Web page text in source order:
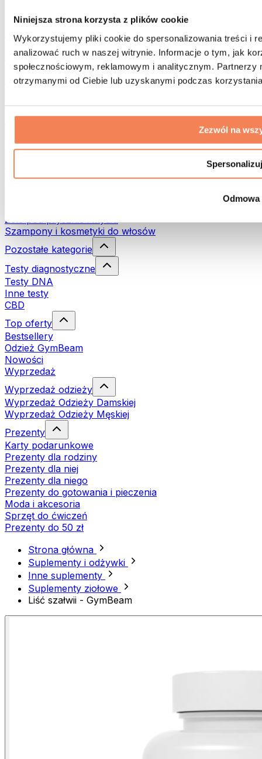
Niniejsza strona korzysta z plików cookie
Wykorzystujemy pliki cookie do spersonalizowania treści i
analizować ruch w naszej witrynie. Informacje o tym, jak
społecznościowym, reklamowym i analitycznym. Partnerzy
otrzymanymi od Ciebie lub uzyskanymi podczas
Zezwól na
Spersonalizuj
Odmowa
Akcesoria dopasowane do aktywności
Bieganie
Sporty walki
Kolarstwo
Joga i pilates
Terapia zimnem
Trekking
Filtry i dzbanki do wody
Środki do prania
Żele pod prysznic i mydła
Szampony i kosmetyki do włosów
Pozostałe kategorie
Testy diagnostyczne
Testy DNA
Inne testy
CBD
Top oferty
Bestsellery
Odzież GymBeam
Nowości
Wyprzedaż
Wyprzedaż odzieży
Wyprzedaż Odzieży Damskiej
Wyprzedaż Odzieży Męskiej
Prezenty
Karty podarunkowe
Prezenty dla rodziny
Prezenty dla niej
Prezenty dla niego
Prezenty do gotowania i pieczenia
Moda i akcesoria
Sprzęt do ćwiczeń
Prezenty do 50 zł
Strona główna
Suplementy i odżywki
Inne suplementy
Suplementy ziołowe
Liść szałwii - GymBeam